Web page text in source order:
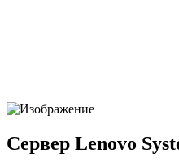
Сервер Lenovo